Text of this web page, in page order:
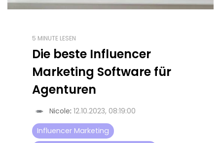
5 MINUTE LESEN
Die beste Influencer
Marketing Software für
Agenturen
Nicole: 12.10.2023, 08:19:00
Influencer Marketing